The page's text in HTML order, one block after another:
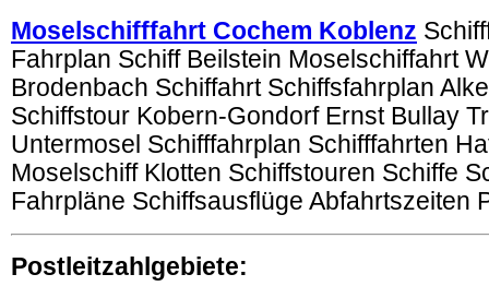
Moselschifffahrt Cochem Koblenz
Fahrplan Schiff Beilstein Moselschiffahrt
Brodenbach Schiffahrt Schiffsfahrplan
Schiffstour Kobern-Gondorf Ernst Bullay
Untermosel Schifffahrplan Schifffahrten
Moselschiff Klotten Schiffstouren Schiffe
Fahrpläne Schiffsausflüge Abfahrtszeiten
Postleitzahlgebiete: